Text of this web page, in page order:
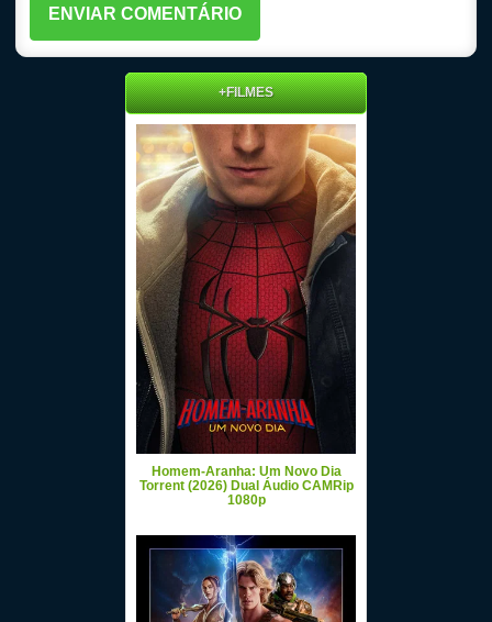
+FILMES
Homem-Aranha: Um Novo Dia
Torrent (2026) Dual Áudio CAMRip
1080p